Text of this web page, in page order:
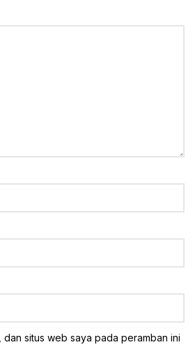
dan situs web saya pada peramban ini